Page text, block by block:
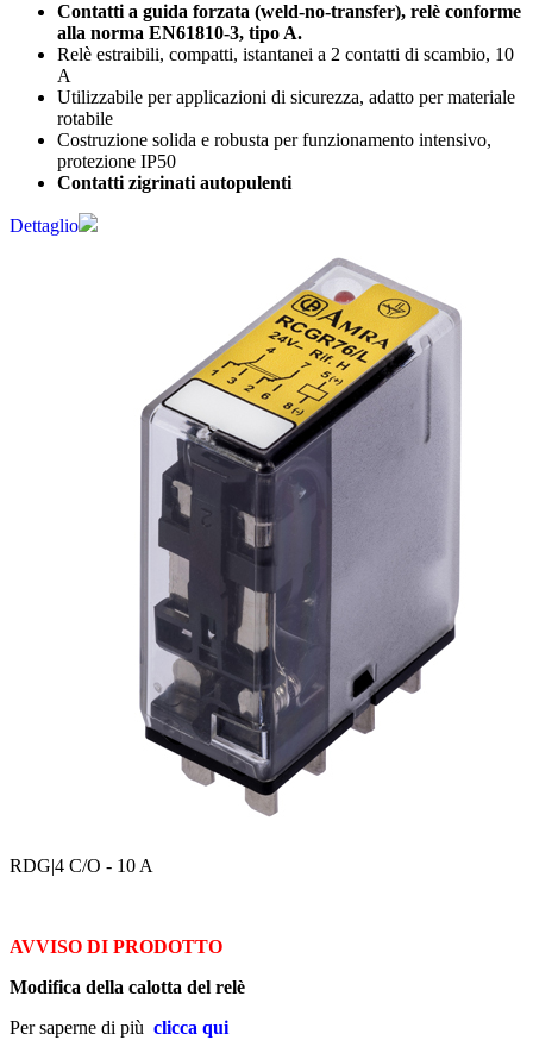
Contatti a guida forzata (weld-no-transfer), relè conforme
alla norma EN61810-3, tipo A.
Relè estraibili, compatti, istantanei a 2 contatti di scambio, 10
A
Utilizzabile per applicazioni di sicurezza, adatto per materiale
rotabile
Costruzione solida e robusta per funzionamento intensivo,
protezione IP50
Contatti zigrinati autopulenti
Dettaglio
RDG|4 C/O - 10 A
AVVISO DI PRODOTTO
Modifica della calotta del relè
Per saperne di più clicca qui